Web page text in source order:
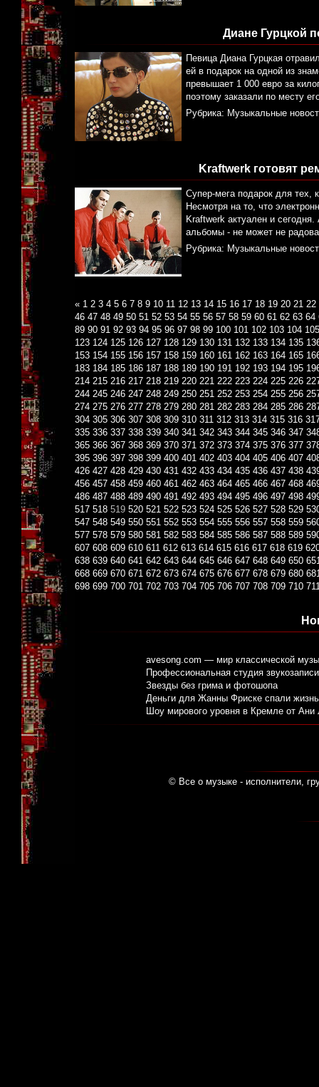
Диане Гурцкой
Певица Диана Гурцкая
ей в подарок на одной из
превышает 1 000 евро за
поэтому заказали по месту
Рубрика: Музыкальные
Kraftwerk готовят
Супер-мега подарок для тех,
Несмотря на то, что
Kraftwerk актуален и
альбомы - не может не
Рубрика: Музыкальные
« 1 2 3 4 5 6 7 8 9 10 11 12 13 14 15 16 17 18 19 20 21 22
46 47 48 49 50 51 52 53 54 55 56 57 58 59 60 61 62 63 64
89 90 91 92 93 94 95 96 97 98 99 100 101 102 103 104 105
123 124 125 126 127 128 129 130 131 132 133 134 135
153 154 155 156 157 158 159 160 161 162 163 164 165
183 184 185 186 187 188 189 190 191 192 193 194 195
214 215 216 217 218 219 220 221 222 223 224 225 226
244 245 246 247 248 249 250 251 252 253 254 255 256
274 275 276 277 278 279 280 281 282 283 284 285 286
304 305 306 307 308 309 310 311 312 313 314 315 316
335 336 337 338 339 340 341 342 343 344 345 346 347
365 366 367 368 369 370 371 372 373 374 375 376 377
395 396 397 398 399 400 401 402 403 404 405 406 407
426 427 428 429 430 431 432 433 434 435 436 437 438
456 457 458 459 460 461 462 463 464 465 466 467 468
486 487 488 489 490 491 492 493 494 495 496 497 498
517 518 519 520 521 522 523 524 525 526 527 528 529
547 548 549 550 551 552 553 554 555 556 557 558 559
577 578 579 580 581 582 583 584 585 586 587 588 589
607 608 609 610 611 612 613 614 615 616 617 618 619
638 639 640 641 642 643 644 645 646 647 648 649 650
668 669 670 671 672 673 674 675 676 677 678 679 680
698 699 700 701 702 703 704 705 706 707 708 709 710
avesong.com — мир классической
Профессиональная студия
Звезды без грима и фотошопа
Деньги для Жанны Фриске спали
Шоу мирового уровня в Кремле от Ани
© Все о музыке - исполнители,